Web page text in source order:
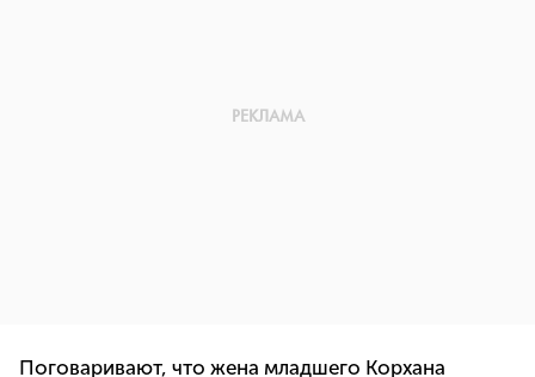
Поговаривают, что жена младшего Корхана